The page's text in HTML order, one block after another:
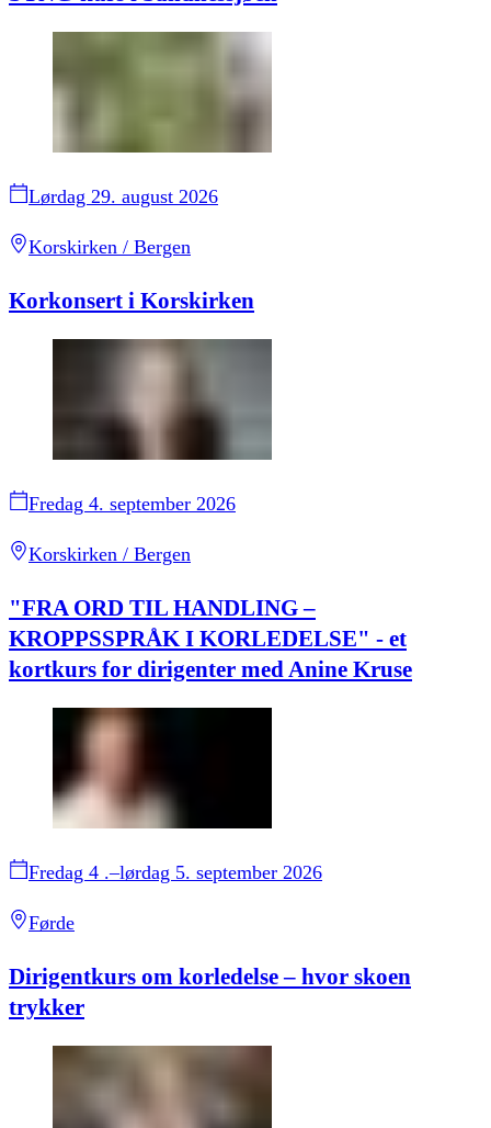
Lørdag 29. august 2026
Korskirken / Bergen
Korkonsert i Korskirken
Fredag 4. september 2026
Korskirken / Bergen
"FRA ORD TIL HANDLING –
KROPPSSPRÅK I KORLEDELSE" - et
kortkurs for dirigenter med Anine Kruse
Fredag 4 .–lørdag 5. september 2026
Førde
Dirigentkurs om korledelse – hvor skoen
trykker